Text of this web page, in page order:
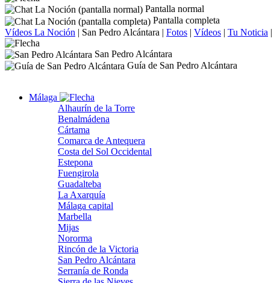
Pantalla normal
Pantalla completa
Vídeos La Noción | San Pedro Alcántara | Fotos | Vídeos | Tu Noticia |
San Pedro Alcántara
Guía de San Pedro Alcántara
Málaga
Alhaurín de la Torre
Benalmádena
Cártama
Comarca de Antequera
Costa del Sol Occidental
Estepona
Fuengirola
Guadalteba
La Axarquía
Málaga capital
Marbella
Mijas
Nororma
Rincón de la Victoria
San Pedro Alcántara
Serranía de Ronda